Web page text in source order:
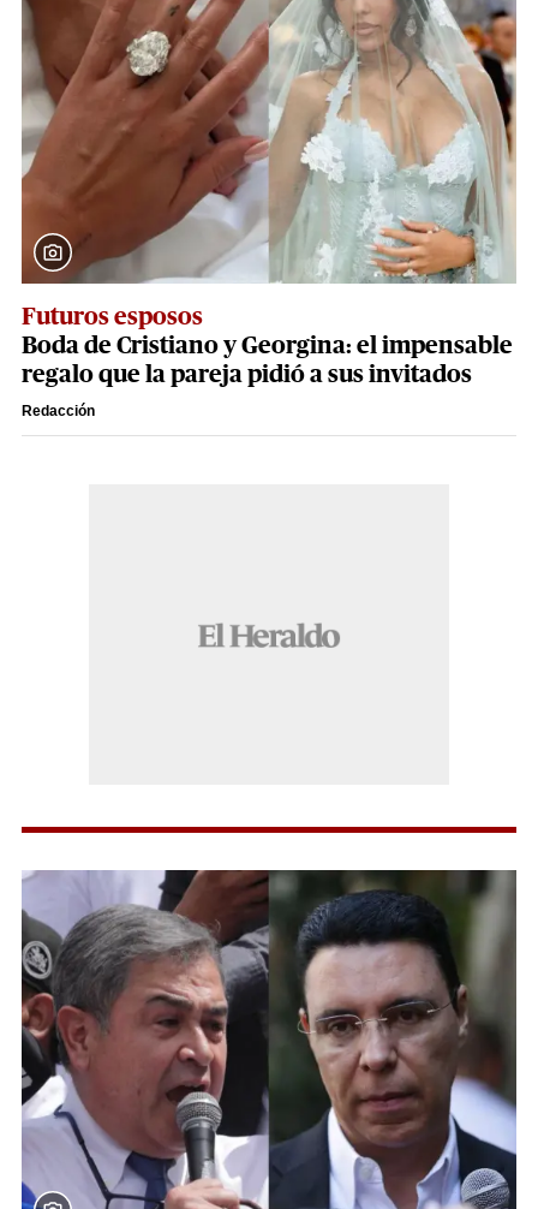
Futuros esposos
Boda de Cristiano y Georgina: el impensable
regalo que la pareja pidió a sus invitados
Redacción